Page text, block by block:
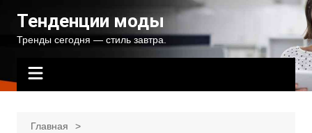
содержимому
Тенденции моды
Тренды сегодня — стиль завтра.
Главная